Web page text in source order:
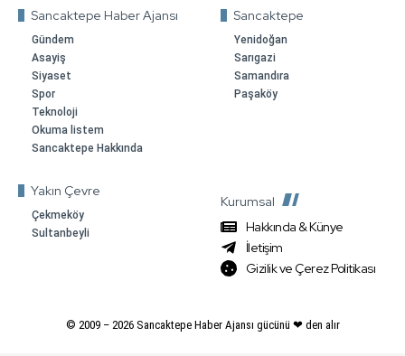
Sancaktepe Haber Ajansı
Gündem
Asayiş
Siyaset
Spor
Teknoloji
Okuma listem
Sancaktepe Hakkında
Sancaktepe
Yenidoğan
Sarıgazi
Samandıra
Paşaköy
Yakın Çevre
Çekmeköy
Sultanbeyli
Kurumsal
Hakkında & Künye
İletişim
Gizilik ve Çerez Politikası
© 2009 – 2026Sancaktepe Haber Ajansı gücünü ❤ den alır